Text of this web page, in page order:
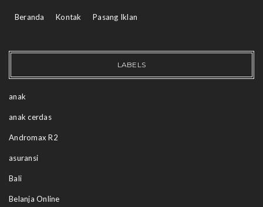
Beranda Kontak Pasang Iklan
LABELS
anak
anak cerdas
Andromax R2
asuransi
Bali
Belanja Online